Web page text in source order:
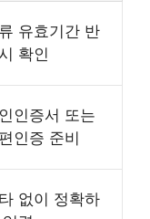
유효기간 반
확인
인증서 또는
인증 준비
없이 정확하